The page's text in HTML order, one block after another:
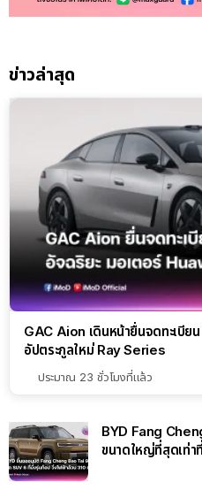
ข่าวล่าสุด
GAC Aion เดินหน้ายื่นจดทะเบีย
อัปตระกูลใหม่ Ray Series
ประมาณ 23 ชั่วโมงที่แล้ว
BYD Fang
ขนาดใหญ่ที่สุดเท่า